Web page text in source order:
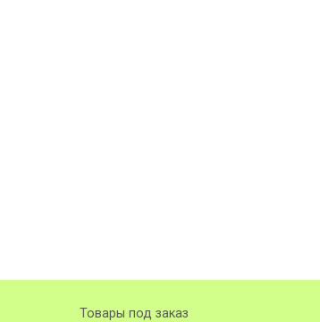
Товары под заказ